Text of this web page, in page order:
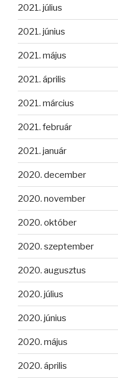
2021. július
2021. június
2021. május
2021. április
2021. március
2021. február
2021. január
2020. december
2020. november
2020. október
2020. szeptember
2020. augusztus
2020. július
2020. június
2020. május
2020. április